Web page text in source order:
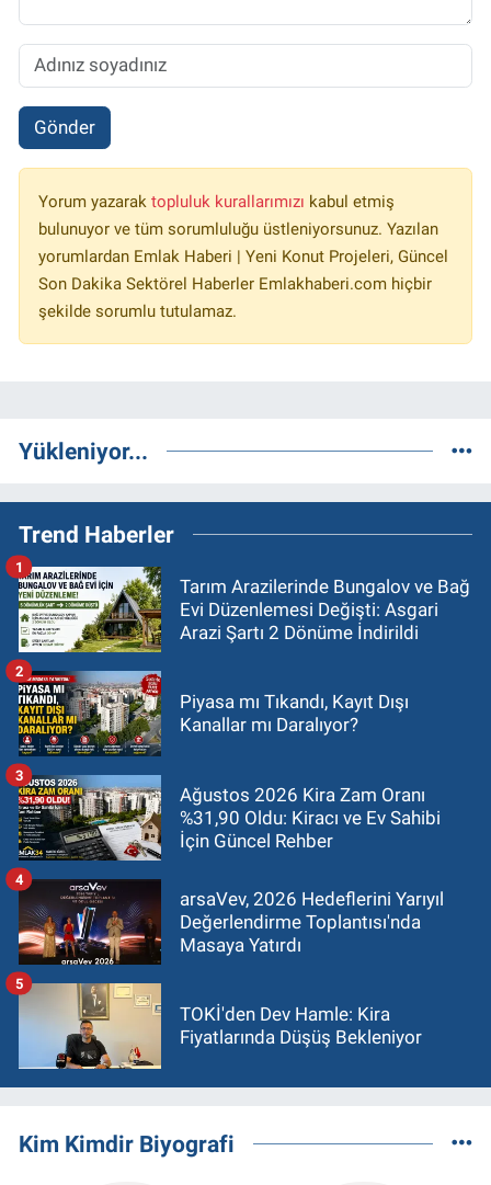
Gönder
Yorum yazarak topluluk kurallarımızı kabul etmiş
bulunuyor ve tüm sorumluluğu üstleniyorsunuz. Yazılan
yorumlardan Emlak Haberi | Yeni Konut Projeleri, Güncel
Son Dakika Sektörel Haberler Emlakhaberi.com hiçbir
şekilde sorumlu tutulamaz.
Yükleniyor...
Trend Haberler
Tarım Arazilerinde Bungalov ve Bağ
Evi Düzenlemesi Değişti: Asgari
Arazi Şartı 2 Dönüme İndirildi
1
Piyasa mı Tıkandı, Kayıt Dışı
Kanallar mı Daralıyor?
2
Ağustos 2026 Kira Zam Oranı
%31,90 Oldu: Kiracı ve Ev Sahibi
İçin Güncel Rehber
3
arsaVev, 2026 Hedeflerini Yarıyıl
Değerlendirme Toplantısı'nda
Masaya Yatırdı
4
TOKİ'den Dev Hamle: Kira
Fiyatlarında Düşüş Bekleniyor
5
Kim Kimdir Biyografi